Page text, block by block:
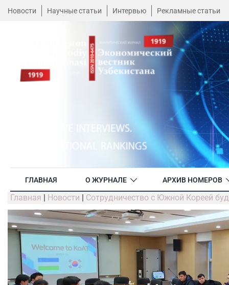
Новости Научные статьи Интервью Рекламные статьи
ГЛАВНАЯ О ЖУРНАЛЕ АРХИВ НОМЕРОВ
Главная | Новости | Сотрудничество с Южной Кореей